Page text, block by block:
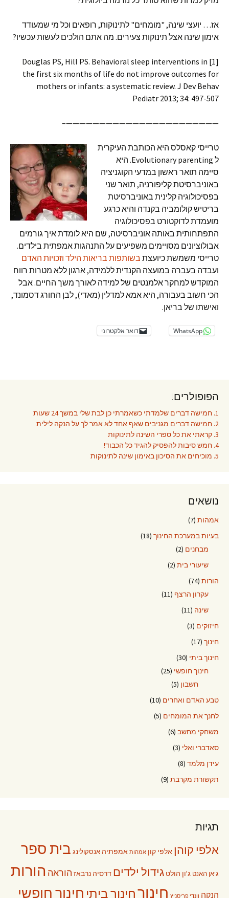
אז… יועצי שינה, "מומחים" לתינוקות, רופאים וכל מי שמעודד
אימון שינה אצל תינוקות צעירים. מה אתם הולכים לעשות עכשיו?
[1] Douglas PS, Hill PS. Behavioral sleep interventions in
the first six months of life do not improve outcomes for
mothers or infants: a systematic review. J Dev Behav
Pediatr 2013; 34: 497-507
———————————————————————–
טרייסי קאסלס היא הכותבת העיקרית
ל Evolutionary parenting. היא
סיימה תואר ראשון במדעי הקוגניציה
באוניברסיטת קליפורניה, תואר שני
בפסיכולוגיה קלינית באוניברסיטת
בריטיש קולומביה בקנדה והיא כרגע
מועמדת לדוקטורט בפסיכולוגיה
התפתחותית באותה אוניברסיטה, שם היא לומדת איך גורמים
אבולוציונים מסויימים משפיעים על התנהגות אמפתית בילדים.
טרייסי משמשת כיועצת בשותפות בריאות הילד וזכויות האדם
ועבדה בעברה במועצה הקנדית ללמידה, ארגון ללא מטרות רווח
המוקדש למחקר אלמנטים של למידה לאורך משך החיים. אבל
הכי חשוב בעבורה, היא אמא למדלין (מאדי), לבן החורג דסמונד,
ואישתו של בריאן.
WhatsApp דואר אלקטרוני
הפופולרים!
1. חמישה דברים שלמדתי כשאמרתי כן לבת שלי במשך 24 שעות
2. חמישה דברים מגניבים שאף אחד לא אמר לך על הנקה לילית
3. קראתי את כל ספרי השינה לתינוקות
4. חמש סיבות להפסיק להגיד כל הכבוד!
5. מוכיחים את הסיכון באימון שינה לתינוקות
נושאים
אמהות (7)
בעיות במערכת החינוך (18)
מבחנים (2)
שיעורי בית (2)
הורות (74)
עקרון הרצף (11)
שינה (11)
חיזוקים (3)
חינוך (17)
חינוך ביתי (30)
חינוך חופשי (25)
חשבון (5)
טבע האדם ואחרים (10)
לחנך את המומחים (5)
משחקי מחשב (6)
סאדברי ואלי (3)
עידן מלמד (8)
תקשורת מקרבת (9)
תגיות
אלפי קוהן אלפי קון אמהות אמפתיה אנסקולינג בית ספר
ג'אן האנט ג'ון הולט גידול ילדים דרסיה נרבאז הוראה הורות
הנקה וונדי פריסניץ חינוךחינוך ביתי חינוך חופשי